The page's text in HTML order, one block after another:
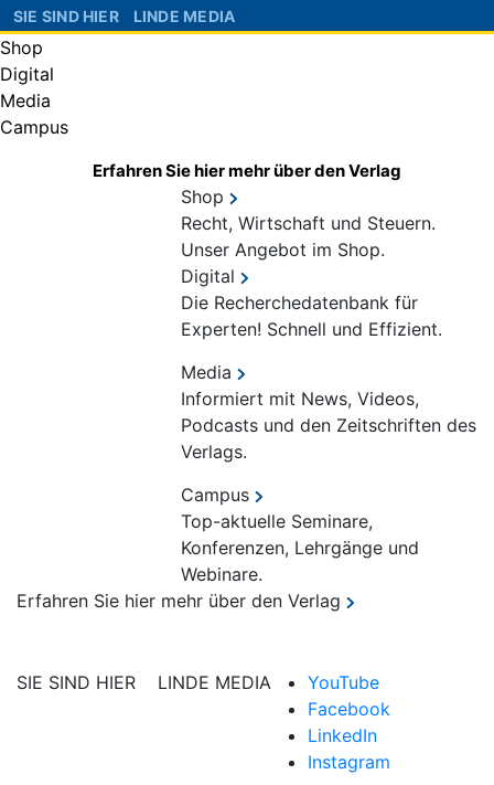
SIE SIND HIER LINDE MEDIA
Shop
Digital
Media
Campus
Erfahren Sie hier mehr über den Verlag
Shop
Recht, Wirtschaft und Steuern.
Unser Angebot im Shop.
Digital
Die Recherchedatenbank für
Experten! Schnell und Effizient.
Media
Informiert mit News, Videos,
Podcasts und den Zeitschriften des
Verlags.
Campus
Top-aktuelle Seminare,
Konferenzen, Lehrgänge und
Webinare.
Erfahren Sie hier mehr über den Verlag
SIE SIND HIER LINDE MEDIA
YouTube
Facebook
LinkedIn
Instagram